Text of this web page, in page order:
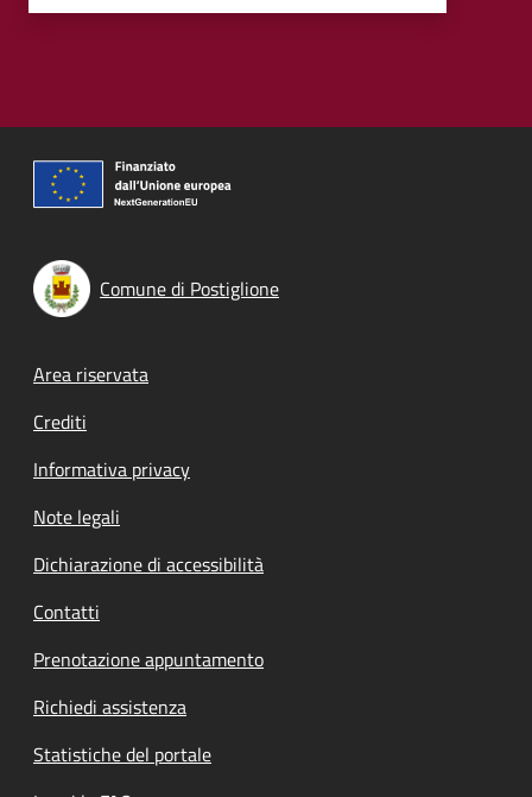
Comune di Postiglione
Footer menu
Area riservata
Crediti
Informativa privacy
Note legali
Dichiarazione di accessibilità
Contatti
Prenotazione appuntamento
Richiedi assistenza
Statistiche del portale